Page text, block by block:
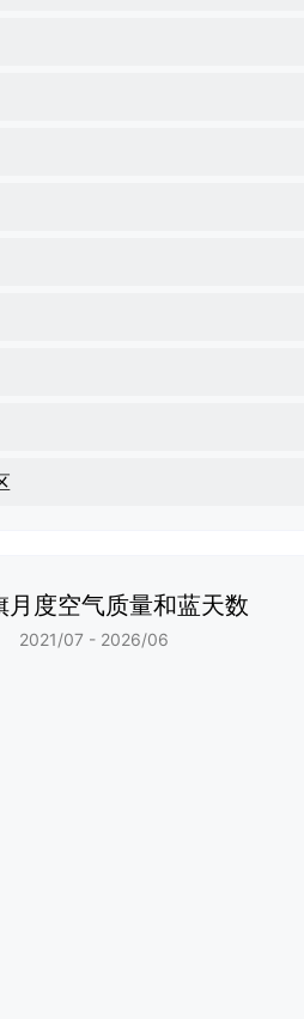
月度空气质量和蓝天数
2021/07 - 2026/06